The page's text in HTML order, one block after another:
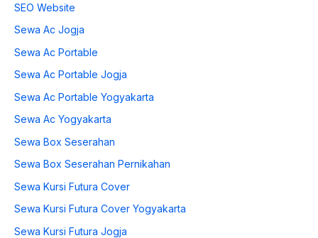
SEO Website
Sewa Ac Jogja
Sewa Ac Portable
Sewa Ac Portable Jogja
Sewa Ac Portable Yogyakarta
Sewa Ac Yogyakarta
Sewa Box Seserahan
Sewa Box Seserahan Pernikahan
Sewa Kursi Futura Cover
Sewa Kursi Futura Cover Yogyakarta
Sewa Kursi Futura Jogja